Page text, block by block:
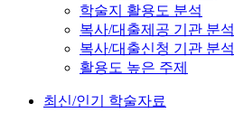
학술지 활용도 분석
복사/대출제공 기관 분석
복사/대출신청 기관 분석
활용도 높은 주제
최신/인기 학술자료